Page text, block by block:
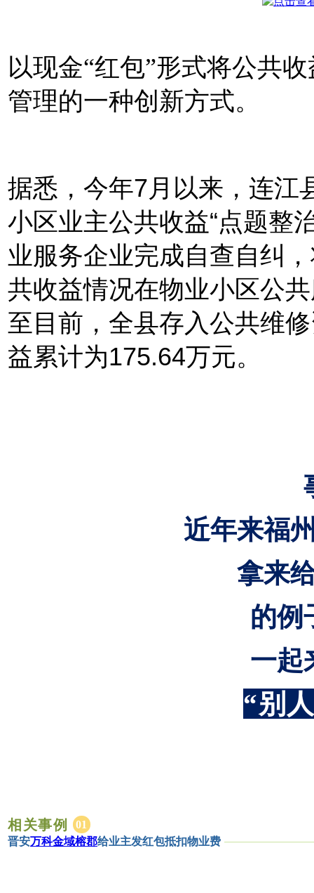
以现金“红包”形式将公共
管理的一种创新方式。
据悉，今年7月以来，连江
小区业主公共收益“点题整
业服务企业完成自查自纠
共收益情况在物业小区公
至目前，全县存入公共维
益累计为175.64万元。
近年来福
拿来
的例
一起
“别
相关事例 01
晋安万科金域榕郡给业主发红包抵扣物业费